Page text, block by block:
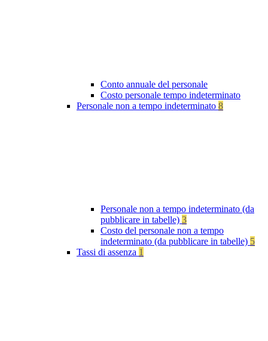
Conto annuale del personale
Costo personale tempo indeterminato
Personale non a tempo indeterminato 8
Personale non a tempo indeterminato (da
pubblicare in tabelle) 3
Costo del personale non a tempo
indeterminato (da pubblicare in tabelle) 5
Tassi di assenza 1